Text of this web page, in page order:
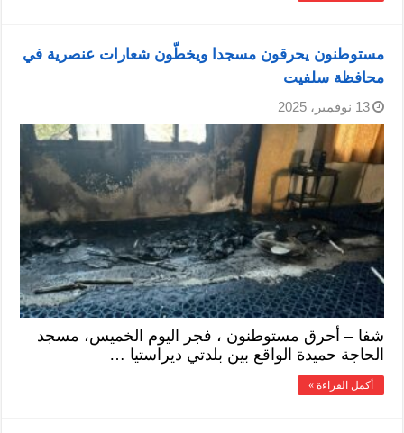
مستوطنون يحرقون مسجدا ويخطّون شعارات عنصرية في
محافظة سلفيت
13 نوفمبر، 2025
شفا – أحرق مستوطنون ، فجر اليوم الخميس، مسجد
الحاجة حميدة الواقع بين بلدتي ديراستيا …
أكمل القراءة »